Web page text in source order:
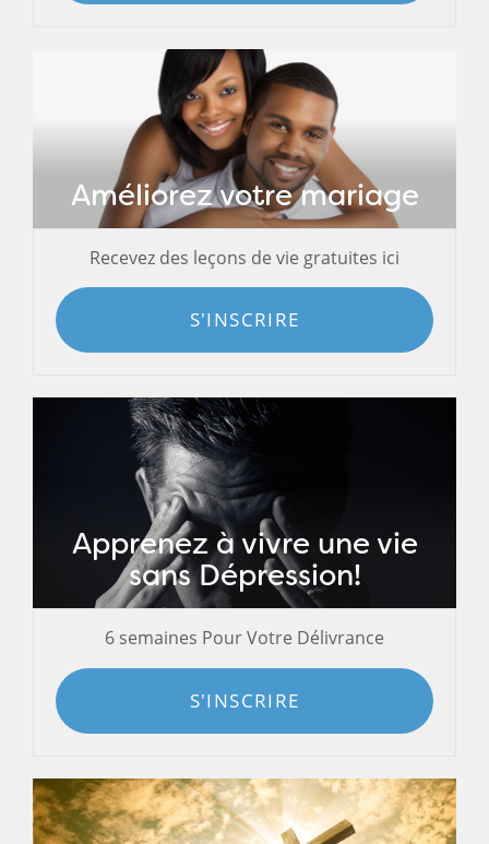
Améliorez votre mariage
Recevez des leçons de vie gratuites ici
S'INSCRIRE
Apprenez à vivre une vie
sans Dépression!
6 semaines Pour Votre Délivrance
S'INSCRIRE